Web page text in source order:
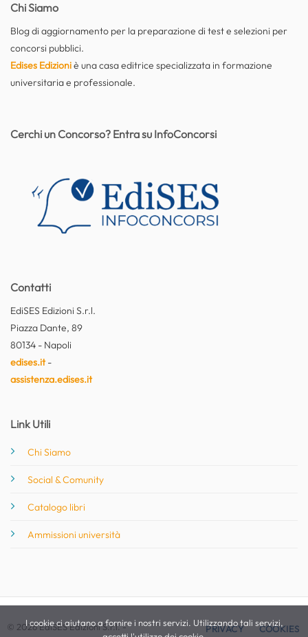
Chi Siamo
Blog di aggiornamento per la preparazione di test e selezioni per
concorsi pubblici.
Edises Edizioniè una casa editrice specializzata in formazione
universitaria e professionale.
Contatti
EdiSES Edizioni S.r.l.
Piazza Dante, 89
80134 - Napoli
edises.it-
assistenza.edises.it
Link Utili
Chi Siamo
Social & Comunity
Catalogo libri
Ammissioni università
Cerchi un Concorso? Entra su InfoConcorsi
© 2026 EdiSES Edizioni S.r.l. - PRIVACY COOKIES
I cookie ci aiutano a fornire i nostri servizi. Utilizzando tali servizi,